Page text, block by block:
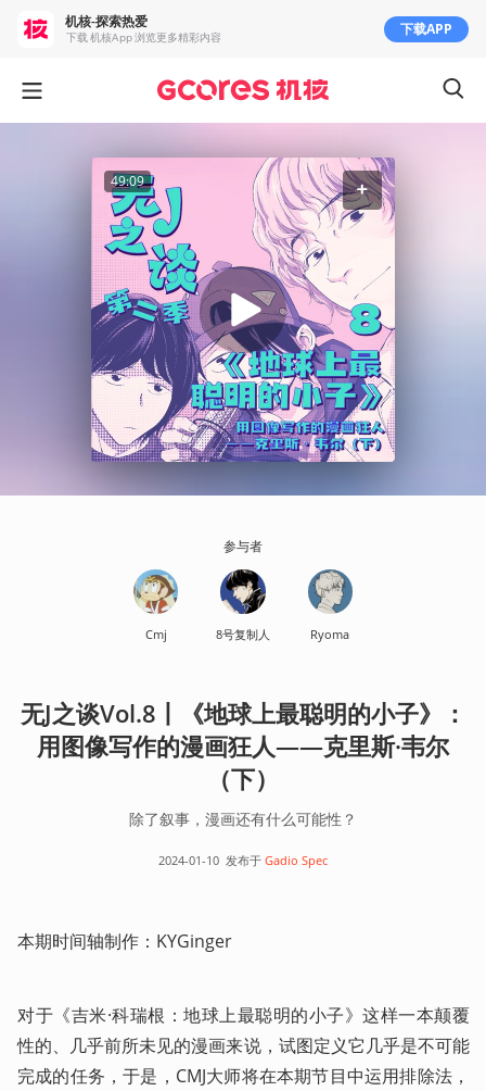
49:09
参与者
Cmj 8号复制人 Ryoma
无J之谈Vol.8丨《地球上最聪明的小子》：
用图像写作的漫画狂人——克里斯·韦尔
（下）
除了叙事，漫画还有什么可能性？
2024-01-10 发布于 Gadio Spec
本期时间轴制作：KYGinger
对于《吉米·科瑞根：地球上最聪明的小子》这样一本颠覆
性的、几乎前所未见的漫画来说，试图定义它几乎是不可能
完成的任务，于是，CMJ大师将在本期节目中运用排除法，
机核-探索热爱
下载 机核App 浏览更多精彩内容 下载APP